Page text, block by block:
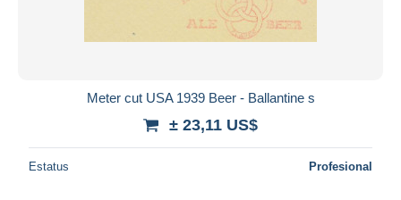
Meter cut USA 1939 Beer - Ballantine s
± 23,11 US$
Estatus Profesional